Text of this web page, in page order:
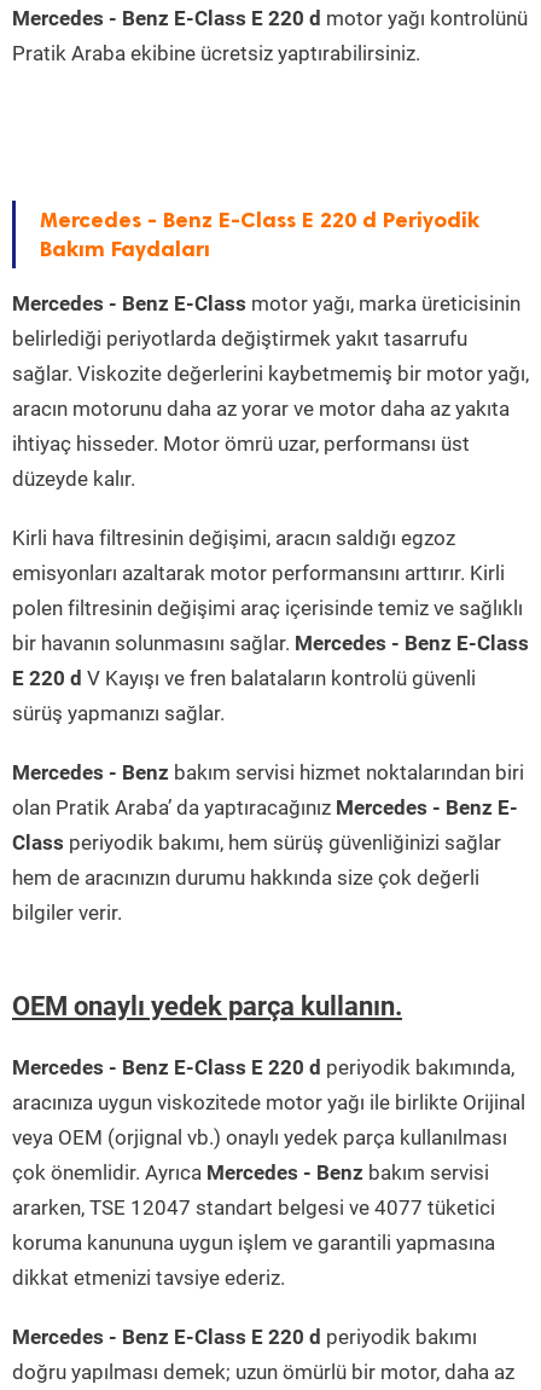
Mercedes - Benz E-Class E 220 d motor yağı kontrolünü
Pratik Araba ekibine ücretsiz yaptırabilirsiniz.
Mercedes - Benz E-Class E 220 d Periyodik
Bakım Faydaları
Mercedes - Benz E-Class motor yağı, marka üreticisinin
belirlediği periyotlarda değiştirmek yakıt tasarrufu
sağlar. Viskozite değerlerini kaybetmemiş bir motor yağı,
aracın motorunu daha az yorar ve motor daha az yakıta
ihtiyaç hisseder. Motor ömrü uzar, performansı üst
düzeyde kalır.
Kirli hava filtresinin değişimi, aracın saldığı egzoz
emisyonları azaltarak motor performansını arttırır. Kirli
polen filtresinin değişimi araç içerisinde temiz ve sağlıklı
bir havanın solunmasını sağlar. Mercedes - Benz E-Class
E 220 d V Kayışı ve fren balataların kontrolü güvenli
sürüş yapmanızı sağlar.
Mercedes - Benz bakım servisi hizmet noktalarından biri
olan Pratik Araba’ da yaptıracağınız Mercedes - Benz E-
Class periyodik bakımı, hem sürüş güvenliğinizi sağlar
hem de aracınızın durumu hakkında size çok değerli
bilgiler verir.
OEM onaylı yedek parça kullanın.
Mercedes - Benz E-Class E 220 d periyodik bakımında,
aracınıza uygun viskozitede motor yağı ile birlikte Orijinal
veya OEM (orjignal vb.) onaylı yedek parça kullanılması
çok önemlidir. Ayrıca Mercedes - Benz bakım servisi
ararken, TSE 12047 standart belgesi ve 4077 tüketici
koruma kanununa uygun işlem ve garantili yapmasına
dikkat etmenizi tavsiye ederiz.
Mercedes - Benz E-Class E 220 d periyodik bakımı
doğru yapılması demek; uzun ömürlü bir motor, daha az